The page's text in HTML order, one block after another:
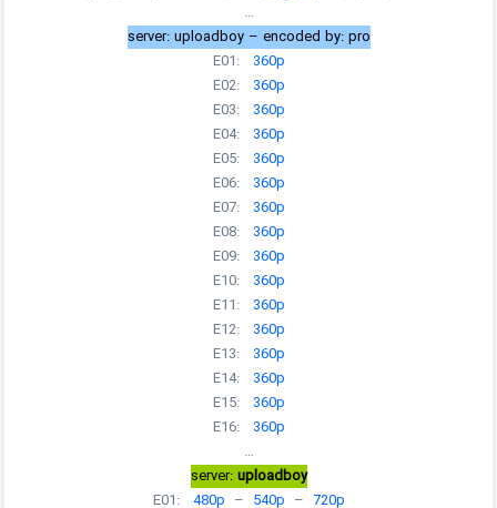
…
server: uploadboy – encoded by: pro
E01: 360p
E02: 360p
E03: 360p
E04: 360p
E05: 360p
E06: 360p
E07: 360p
E08: 360p
E09: 360p
E10: 360p
E11: 360p
E12: 360p
E13: 360p
E14: 360p
E15: 360p
E16: 360p
…
server:uploadboy
E01: 480p – 540p – 720p